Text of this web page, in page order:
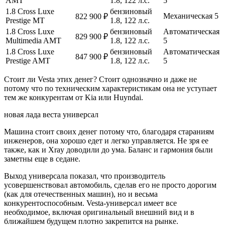
1.8 Cross Luxe
Prestige МТ
822 900 ₽
бензиновый
1.8, 122 л.с.
Механическая 5
1.8 Cross Luxe
Multimedia AМТ
829 900 ₽
бензиновый
1.8, 122 л.с.
Автоматическая
5
1.8 Cross Luxe
Prestige AМТ
847 900 ₽
бензиновый
1.8, 122 л.с.
Автоматическая
5
Стоит ли Vesta этих денег? Стоит однозначно и даже не
потому что по техническим характеристикам она не уступает
тем же конкурентам от Kia или Huyndai.
новая лада веста универсал
Машина стоит своих денег потому что, благодаря стараниям
инженеров, она хорошо едет и легко управляется. Не зря ее
также, как и Xray доводили до ума. Баланс и гармония были
заметны еще в седане.
Выход универсала показал, что производитель
усовершенствовал автомобиль, сделав его не просто дорогим
(как для отечественных машин), но и весьма
конкурентоспособным. Vesta-универсал имеет все
необходимое, включая оригинальный внешний вид и в
ближайшем будущем плотно закрепится на рынке.